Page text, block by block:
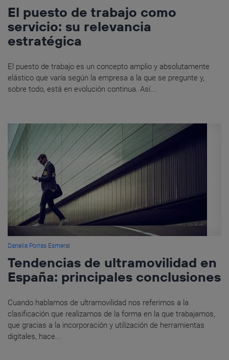
El puesto de trabajo como
servicio: su relevancia
estratégica
El puesto de trabajo es un concepto amplio y absolutamente
elástico que varía según la empresa a la que se pregunte y,
sobre todo, está en evolución continua. Así...
Danella Porras Esmeral
Tendencias de ultramovilidad en
España: principales conclusiones
Cuando hablamos de ultramovilidad nos referimos a la
clasificación que realizamos de la forma en la que trabajamos,
que gracias a la incorporación y utilización de herramientas
digitales, hace...